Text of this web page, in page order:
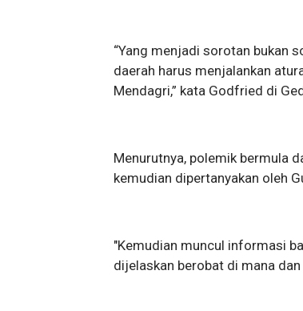
“Yang menjadi sorotan bukan
daerah harus menjalankan
Mendagri,” kata Godfried di
Menurutnya, polemik bermula
kemudian dipertanyakan oleh
"Kemudian muncul informasi
dijelaskan berobat di mana dan